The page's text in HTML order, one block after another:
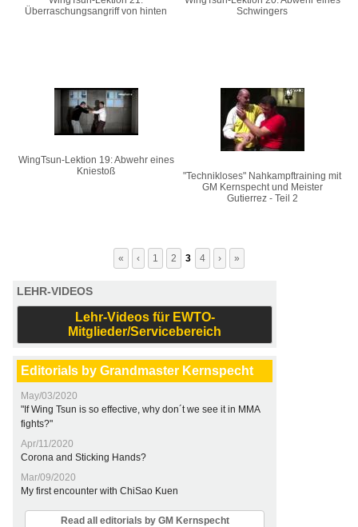
Überraschungsangriff von hinten
Schwingers
WingTsun-Lektion 19: Abwehr eines
Kniestoß
"Technikloses" Nahkampftraining mit
GM Kernspecht und Meister
Gutierrez - Teil 2
« ‹ 1 2 3 4 › »
LEHR-VIDEOS
Lehr-Videos für EWTO-
Mitglieder/Servicebereich
Editorials by Grandmaster Kernspecht
May/03/2020
"If Wing Tsun is so effective, why don´t we see it in MMA
fights?"
Apr/11/2020
Corona and Sticking Hands?
Mar/09/2020
My first encounter with ChiSao Kuen
Read all editorials by GM Kernspecht